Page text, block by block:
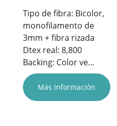
Tipo de fibra: Bicolor,
monofilamento de
3mm + fibra rizada
Dtex real: 8,800
Backing: Color ve…
Más Información